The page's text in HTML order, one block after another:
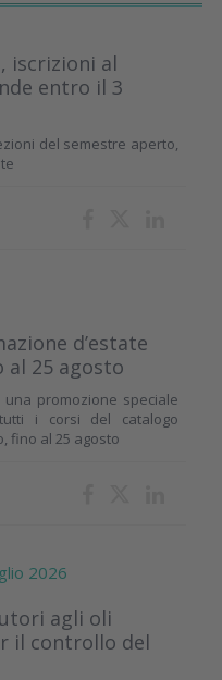
iscrizioni al
entro il 3
del semestre aperto,
d’estate
al 25 agosto
una promozione speciale
i corsi del catalogo
fino al 25 agosto
2026
agli oli
il controllo del